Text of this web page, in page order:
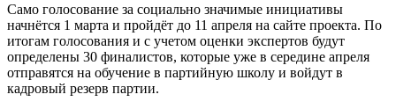
Само голосование за социально значимые инициативы
начнётся 1 марта и пройдёт до 11 апреля на сайте проекта. По
итогам голосования и с учетом оценки экспертов будут
определены 30 финалистов, которые уже в середине апреля
отправятся на обучение в партийную школу и войдут в
кадровый резерв партии.